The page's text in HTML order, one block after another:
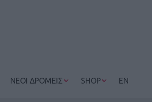
ΝΕΟΙ ΔΡΟΜΕΙΣ SHOP EN